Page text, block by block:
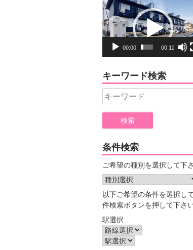
動
画
プ
ー
00:00 00:12
キーワード検索
Search
for:
条件検索
ご希望の種別を選択して下
以下ご希望の条件を選択し
件検索ボタンを押して下さ
駅選択